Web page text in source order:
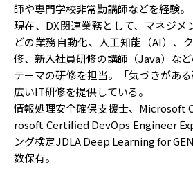
師や専門学校非常勤講師などを経験。
現在、DX関連業務として、マネジメ
どの業務自動化、人工知能（AI）、
修、新入社員研修の講師（Java）な
テーマの研修を担当。「気づきがあ
広いIT研修を提供している。
情報処理安全確保支援士、Microsoft
rosoft Certified DevOps Engineer
ング検定JDLA Deep Learning for
数保有。